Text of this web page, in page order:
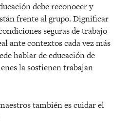
debe reconocer y
frente al grupo. Dignificar
seguras de trabajo
ante contextos cada vez más
hablar de educación de
la sostienen trabajan
también es cuidar el